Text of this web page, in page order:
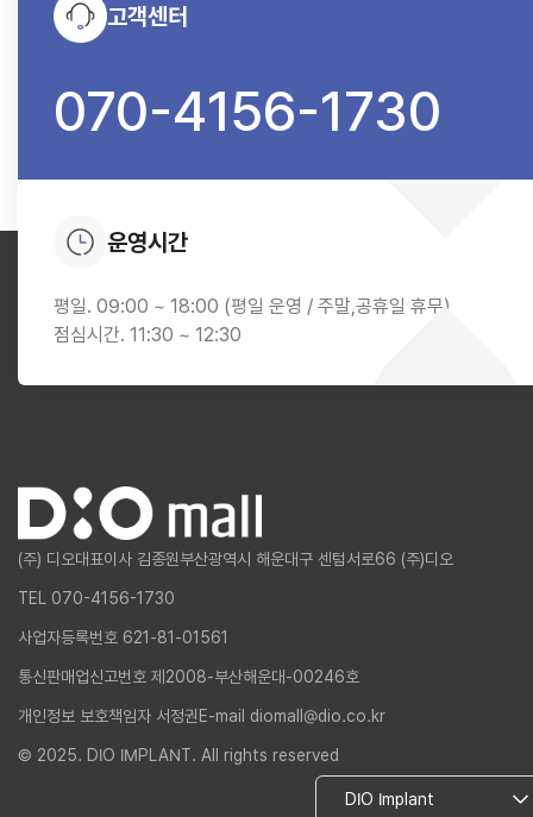
고객센터
070-4156-1730
운영시간
평일. 09:00 ~ 18:00 (평일 운영 / 주말,공휴일 휴무)
점심시간. 11:30 ~ 12:30
(주) 디오대표이사 김종원부산광역시 해운대구 센텀서로66 (주)디오
TEL 070-4156-1730
사업자등록번호 621-81-01561
통신판매업신고번호 제2008-부산해운대-00246호
개인정보 보호책임자 서정권 E-mail diomall@dio.co.kr
© 2025. DIO IMPLANT. All rights reserved